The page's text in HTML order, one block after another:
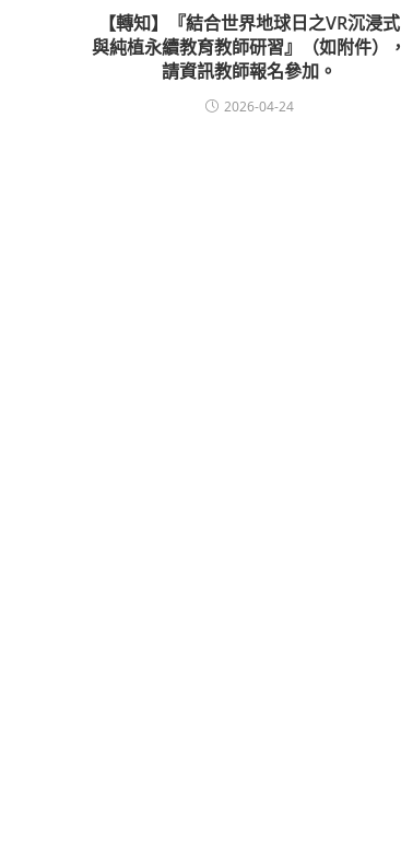
【轉知】『結合世界地球日之VR沉浸式
與純植永續教育教師研習』（如附件），
請資訊教師報名參加。
2026-04-24